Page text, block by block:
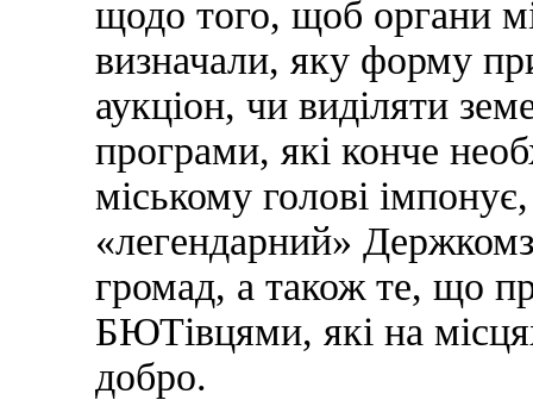
щодо того, щоб органи
визначали, яку форму
аукціон, чи виділяти
програми, які конче
міському голові
«легендарний»
громад, а також те, що
БЮТівцями, які на
добро.